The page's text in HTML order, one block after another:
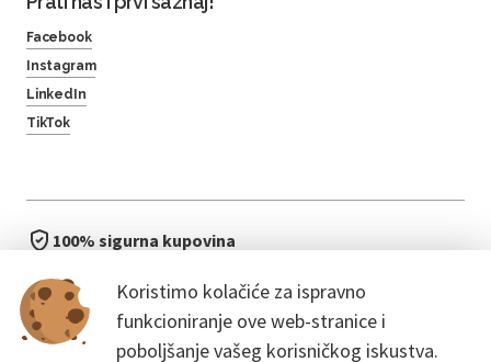
Koristimo kolačiće za ispravno
funkcioniranje ove web-stranice i
poboljšanje vašeg korisničkog iskustva.
Facebook
Instagram
LinkedIn
TikTok
100% sigurna kupovina
bez čekanja u redu